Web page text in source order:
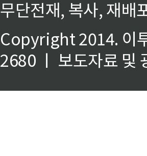
무단전재, 복사, 재배
Copyright 2014. 이
2680 ㅣ 보도자료